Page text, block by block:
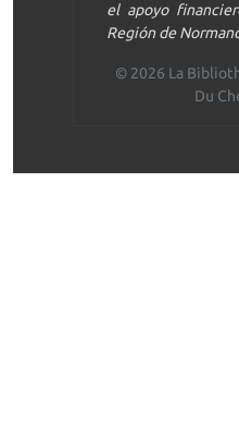
el apoyo
Región de
© 2026 La
Du